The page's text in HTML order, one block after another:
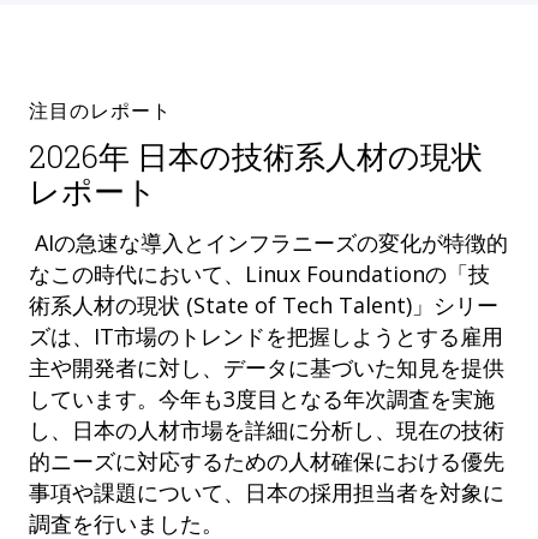
注目のレポート
2026年 日本の技術系人材の現状
レポート
AIの急速な導入とインフラニーズの変化が特徴的
なこの時代において、Linux Foundationの「技
術系人材の現状 (State of Tech Talent)」シリー
ズは、IT市場のトレンドを把握しようとする雇用
主や開発者に対し、データに基づいた知見を提供
しています。今年も3度目となる年次調査を実施
し、日本の人材市場を詳細に分析し、現在の技術
的ニーズに対応するための人材確保における優先
事項や課題について、日本の採用担当者を対象に
調査を行いました。